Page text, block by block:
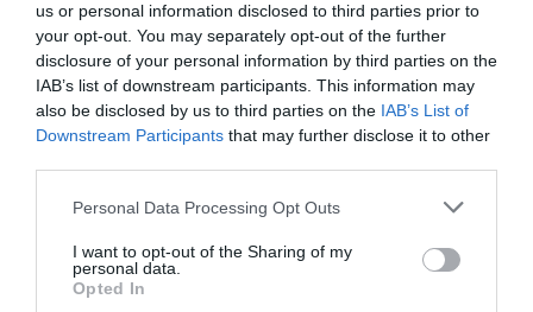
us or personal information disclosed to third parties prior to
your opt-out. You may separately opt-out of the further
disclosure of your personal information by third parties on the
IAB’s list of downstream participants. This information may
also be disclosed by us to third parties on the IAB’s List of
Downstream Participants that may further disclose it to other
Personal Data Processing Opt Outs
I want to opt-out of the Sharing of my
personal data.
Opted In